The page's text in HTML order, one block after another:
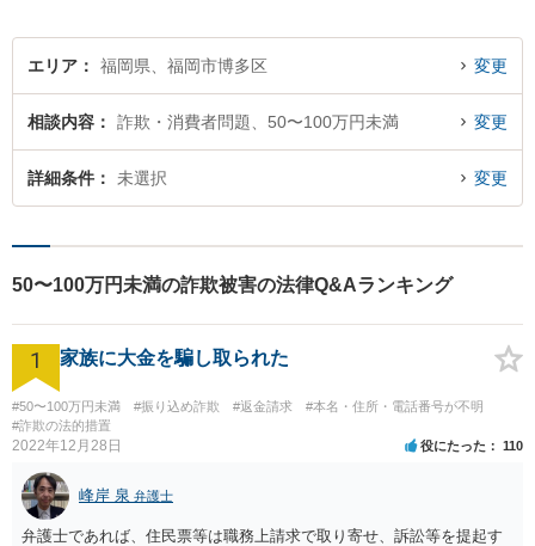
エリア 福岡県、福岡市博多区 変更
相談内容 詐欺・消費者問題、50〜100万円未満 変更
詳細条件 未選択 変更
50〜100万円未満の詐欺被害の法律Q&Aランキング
1 家族に大金を騙し取られた
#50〜100万円未満 #振り込め詐欺 #返金請求
#本名・住所・電話番号が不明
#詐欺の法的措置
2022年12月28日 役にたった 110
峰岸 泉 弁護士
弁護士であれば、住民票等は職務上請求で取り寄せ、訴訟等を提起す